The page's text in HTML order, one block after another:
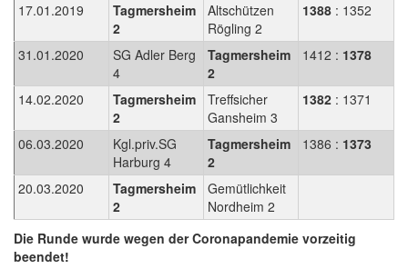
17.01.2019
Tagmersheim
2
Altschützen
Rögling 2
1388 : 1352
31.01.2020
SG Adler Berg
4
Tagmersheim
2
1412 : 1378
14.02.2020
Tagmersheim
2
Treffsicher
Gansheim 3
1382 : 1371
06.03.2020
Kgl.priv.SG
Harburg 4
Tagmersheim
2
1386 : 1373
20.03.2020
Tagmersheim
2
Gemütlichkeit
Nordheim 2
Die Runde wurde wegen der Coronapandemie vorzeitig
beendet!